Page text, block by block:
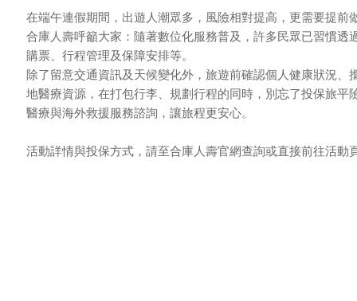
在端午連假期間，出遊人潮眾多，風險相對提高，更需要提前
合庫人壽呼籲大家：隨著數位化服務普及，許多民眾已習慣透
購票、行程管理及保障安排等。
除了留意交通資訊及天候變化外，旅遊前確認個人健康狀況
地醫療資源，在打包行李、規劃行程的同時，別忘了投保旅平
醫療與海外救援服務諮詢，讓旅程更安心。
活動詳情與投保方式，請至合庫人壽官網查詢或直接前往活動